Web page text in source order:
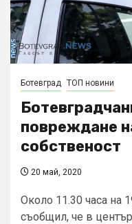
Ботевград ТОП новини
повреждане
собственост
20 май, 2020
Около 11.30 часа на
съобщил, че в